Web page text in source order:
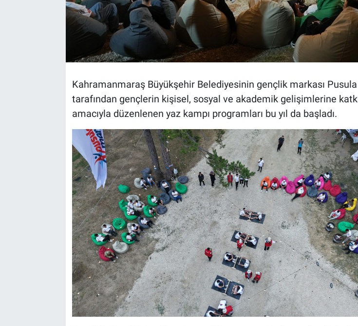
Kahramanmaraş Büyükşehir Belediyesinin gençlik markası
tarafından gençlerin kişisel, sosyal ve akademik gelişimlerine
amacıyla düzenlenen yaz kampı programları bu yıl da başladı.
HABERDE İNSAN